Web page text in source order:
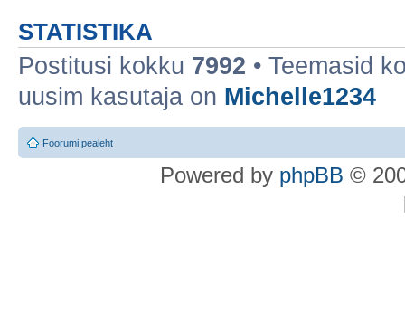
STATISTIKA
Postitusi kokku 7992 • Teemasid
uusim kasutaja on Michelle1234
Foorumi pealeht
Powered by phpBB ©